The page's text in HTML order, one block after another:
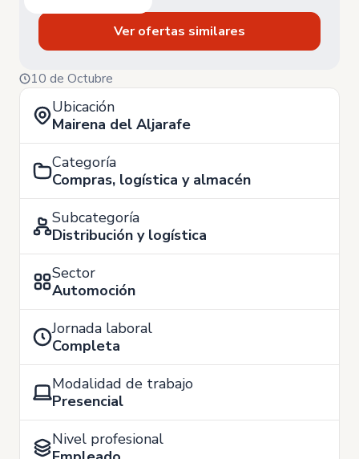
Ver ofertas similares
10 de Octubre
Ubicación
Mairena del Aljarafe
Categoría
Compras, logística y almacén
Subcategoría
Distribución y logística
Sector
Automoción
Jornada laboral
Completa
Modalidad de trabajo
Presencial
Nivel profesional